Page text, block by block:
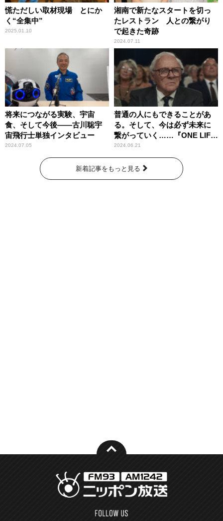
慌ただしい取材現場 とにか
く“全集中”
2025.01.10
湘南で新たなスタートを切っ
たレストラン 人との繋がり
で起きた奇跡
2024.07.11
将来につながる実験、宇宙
食、そして今後――古川聡宇
宙飛行士単独インタビュー
2024.07.05
普通の人にもできることがあ
る。そして、今は必ず未来に
繋がっていく……『ONE LIFE
奇跡が繋いだ6000の命』
2024.06.21
新着記事をもっと見る